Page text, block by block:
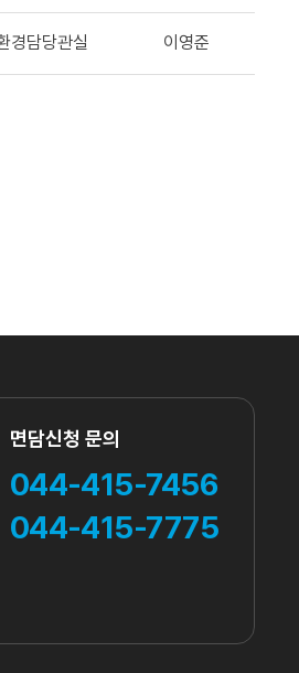
경담당관실 이영준
면담신청 문의
044-415-7456
044-415-7775